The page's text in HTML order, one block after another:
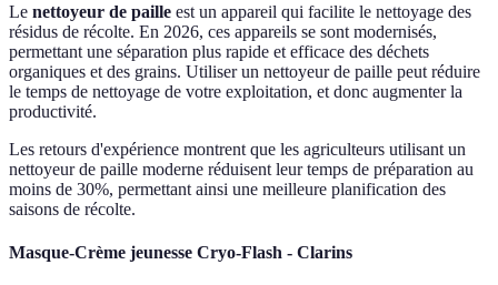
Le nettoyeur de paille est un appareil qui facilite le nettoyage des
résidus de récolte. En 2026, ces appareils se sont modernisés,
permettant une séparation plus rapide et efficace des déchets
organiques et des grains. Utiliser un nettoyeur de paille peut réduire
le temps de nettoyage de votre exploitation, et donc augmenter la
productivité.
Les retours d'expérience montrent que les agriculteurs utilisant un
nettoyeur de paille moderne réduisent leur temps de préparation au
moins de 30%, permettant ainsi une meilleure planification des
saisons de récolte.
Masque-Crème jeunesse Cryo-Flash - Clarins